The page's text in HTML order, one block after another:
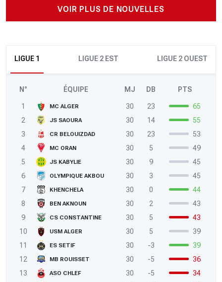
VOIR PLUS DE NOUVELLES
LIGUE 1 LIGUE 2 EST LIGUE 2 OUEST
N° ÉQUIPE MJ DB PTS
1 MC ALGER 30 23
65
2
JS SAOURA 30 14
55
3
CR BELOUIZDAD 30 23
53
4
MC ORAN 30 5
49
5
JS KABYLIE 30 9
45
6
OLYMPIQUE AKBOU 30 3
45
7
KHENCHELA 30 0
44
8
BEN AKNOUN 30 2
43
9
CS CONSTANTINE 30 5
43
10
USM ALGER 30 5
39
11
ES SETIF 30 -3
39
12
MB ROUISSET 30 -5
36
13
ASO CHLEF 30 -5
34